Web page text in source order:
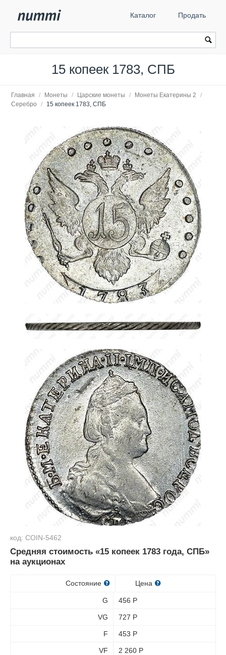
Каталог Продать
15 копеек 1783, СПБ
Главная / Монеты / Царские монеты / Монеты Екатерины 2
/
Серебро
/ 15 копеек 1783, СПБ
код: COIN-5462
Средняя стоимость «15 копеек 1783 года, СПБ»
на аукционах
Состояние Цена
G 456 Р
VG 727 Р
F 453 Р
VF 2 260 Р